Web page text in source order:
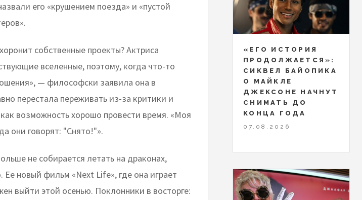
его «крушением поезда» и «пустой
собственные проекты? Актриса
вселенные, поэтому, когда что-то
— философски заявила она в
перестала переживать из-за критики и
возможность хорошо провести время. «Моя
они говорят: "Снято!"».
не собирается летать на драконах,
новый фильм «Next Life», где она играет
выйти этой осенью. Поклонники в восторге:
«ЕГО ИСТОРИЯ
ПРОДОЛЖАЕТСЯ»:
СИКВЕЛ БАЙОПИКА
О МАЙКЛЕ
ДЖЕКСОНЕ НАЧНУТ
СНИМАТЬ ДО
КОНЦА ГОДА
07.08.2026